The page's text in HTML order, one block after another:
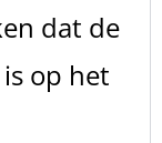
dat de
op het